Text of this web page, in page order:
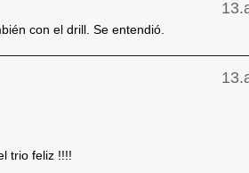
con el drill. Se entendió.
trio feliz !!!!